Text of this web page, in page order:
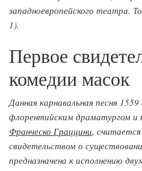
западноевропейского театра.
1).
Первое
комедии масок
Данная карнавальная песня
флорентийским драматургом и
Франческо Граццини,
свидетельством о
предназначена к исполнению